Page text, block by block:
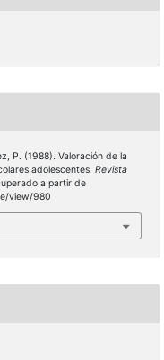
P. (1988). Valoración de la
adolescentes. Revista
a partir de
view/980